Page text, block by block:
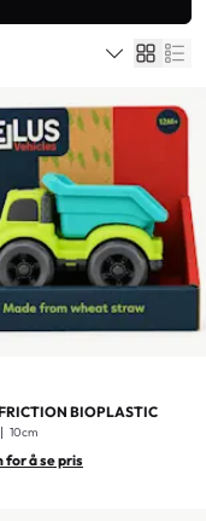
BIOPLASTIC
10cm
for å se pris